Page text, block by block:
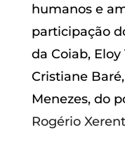
humanos e
participação
da Coiab,
Cristiane
Menezes, do
Rogério